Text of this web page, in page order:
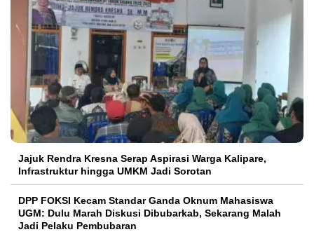
Jajuk Rendra Kresna Serap Aspirasi Warga Kalipare,
Infrastruktur hingga UMKM Jadi Sorotan
DPP FOKSI Kecam Standar Ganda Oknum Mahasiswa
UGM: Dulu Marah Diskusi Dibubarkab, Sekarang Malah
Jadi Pelaku Pembubaran